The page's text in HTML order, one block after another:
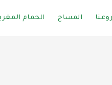
المساج الحمام